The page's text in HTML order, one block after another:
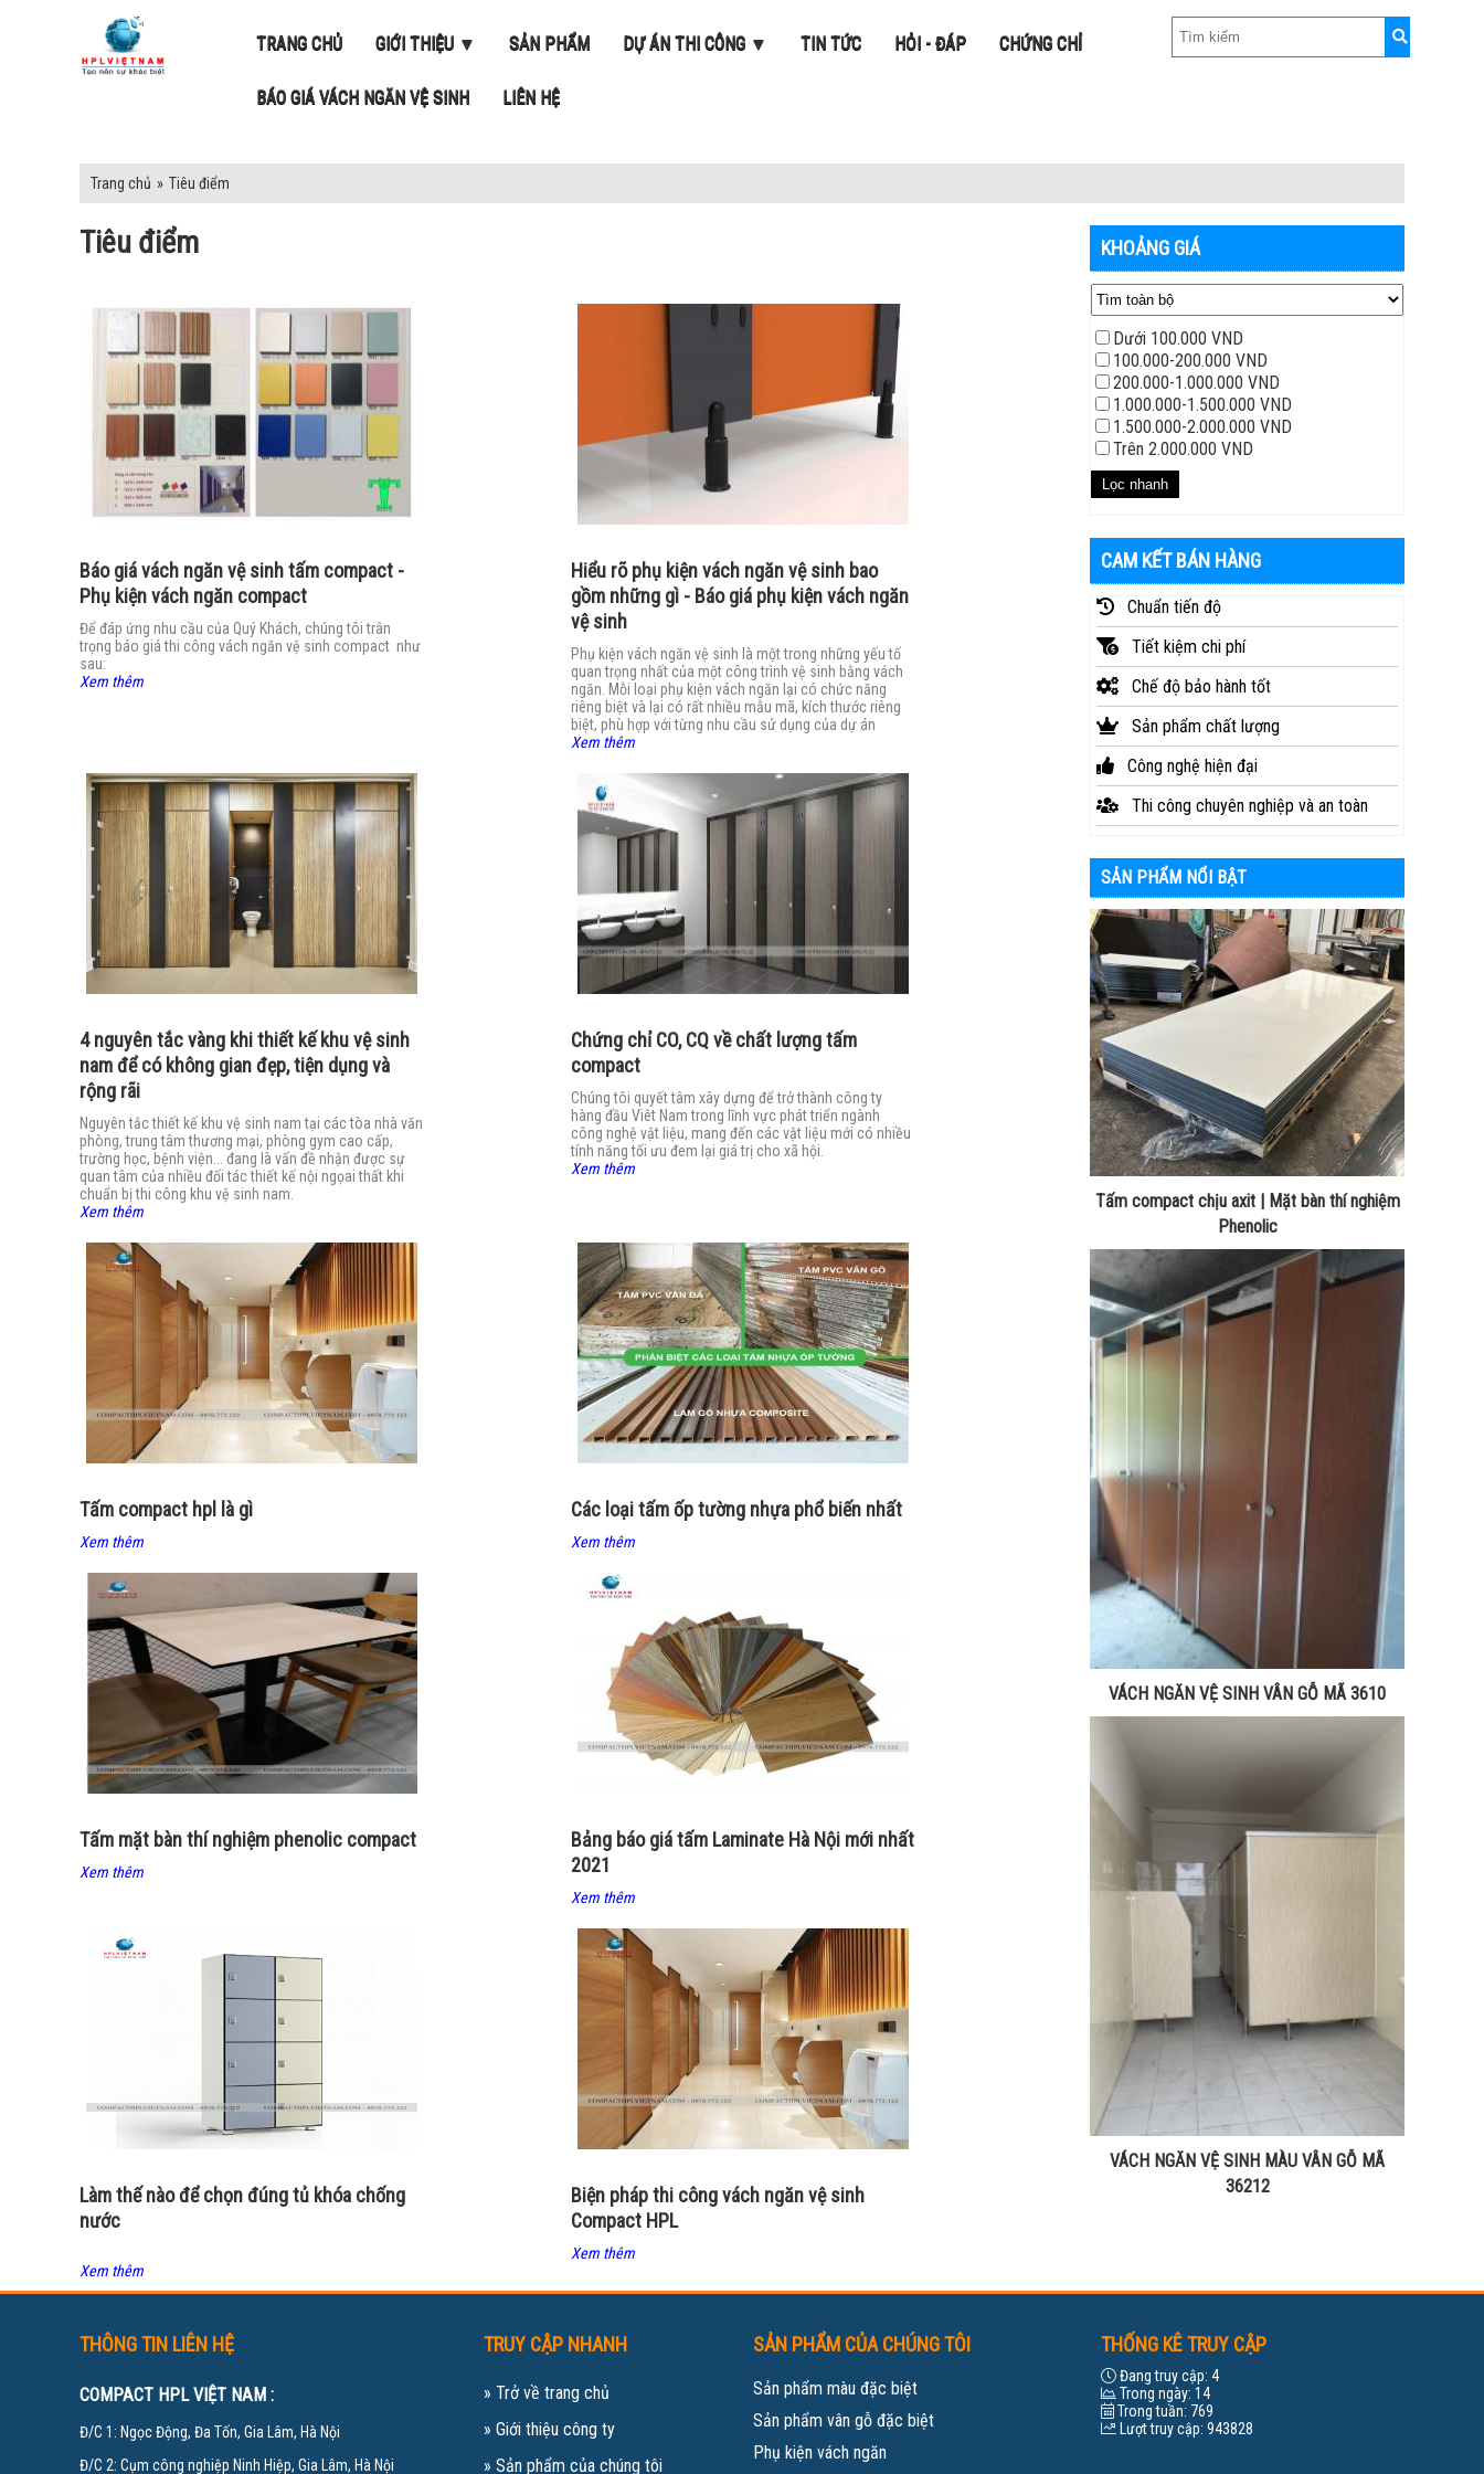
TRANG CHỦ GIỚI THIỆU ▼ SẢN PHẨM DỰ ÁN THI CÔNG ▼ TIN TỨC HỎI - ĐÁP CHỨNG CHỈ
BÁO GIÁ VÁCH NGĂN VỆ SINH LIÊN HỆ
Trang chủ » Tiêu điểm
Tiêu điểm
Báo giá vách ngăn vệ sinh tấm compact -
Phụ kiện vách ngăn compact
Để đáp ứng nhu cầu của Quý Khách, chúng tôi trân
trọng báo giá thi công vách ngăn vệ sinh compact như
sau:
Xem thêm
Hiểu rõ phụ kiện vách ngăn vệ sinh bao
gồm những gì - Báo giá phụ kiện vách ngăn
vệ sinh
Phụ kiện vách ngăn vệ sinh là một trong những yếu tố
quan trọng nhất của một công trình vệ sinh bằng vách
ngăn. Mỗi loại phụ kiện vách ngăn lại có chức năng
riêng biệt và lại có rất nhiều mẫu mã, kích thước riêng
biệt, phù hợp với từng nhu cầu sử dụng của dự án
Xem thêm
4 nguyên tắc vàng khi thiết kế khu vệ sinh
nam để có không gian đẹp, tiện dụng và
rộng rãi
Nguyên tắc thiết kế khu vệ sinh nam tại các tòa nhà văn
phòng, trung tâm thương mại, phòng gym cao cấp,
trường học, bệnh viện... đang là vấn đề nhận được sự
quan tâm của nhiều đối tác thiết kế nội ngọai thất khi
chuẩn bị thi công khu vệ sinh nam.
Xem thêm
Chứng chỉ CO, CQ về chất lượng tấm
compact
Chúng tôi quyết tâm xây dựng để trở thành công ty
hàng đầu Viêt Nam trong lĩnh vực phát triển ngành
công nghệ vật liệu, mang đến các vật liệu mới có nhiều
tính năng tối ưu đem lại giá trị cho xã hội.
Xem thêm
Tấm compact hpl là gì
Xem thêm
Các loại tấm ốp tường nhựa phổ biến nhất
Xem thêm
Tấm mặt bàn thí nghiệm phenolic compact
Xem thêm
Bảng báo giá tấm Laminate Hà Nội mới nhất
2021
Xem thêm
Làm thế nào để chọn đúng tủ khóa chống
nước
Xem thêm
Biện pháp thi công vách ngăn vệ sinh
Compact HPL
Xem thêm
KHOẢNG GIÁ
Dưới 100.000 VND
100.000-200.000 VND
200.000-1.000.000 VND
1.000.000-1.500.000 VND
1.500.000-2.000.000 VND
Trên 2.000.000 VND
Lọc nhanh
CAM KẾT BÁN HÀNG
Chuẩn tiến độ
Tiết kiệm chi phí
Chế độ bảo hành tốt
Sản phẩm chất lượng
Công nghệ hiện đại
Thi công chuyên nghiệp và an toàn
SẢN PHẨM NỔI BẬT
Tấm compact chịu axit | Mặt bàn thí nghiệm
Phenolic
VÁCH NGĂN VỆ SINH VÂN GỖ MÃ 3610
VÁCH NGĂN VỆ SINH MÀU VÂN GỖ MÃ
36212
THÔNG TIN LIÊN HỆ
COMPACT HPL VIỆT NAM :
Đ/C 1: Ngọc Động, Đa Tốn, Gia Lâm, Hà Nội
Đ/C 2: Cụm công nghiệp Ninh Hiệp, Gia Lâm, Hà Nội
TRUY CẬP NHANH
» Trở về trang chủ
» Giới thiệu công ty
» Sản phẩm của chúng tôi
SẢN PHẨM CỦA CHÚNG TÔI
Sản phẩm màu đặc biệt
Sản phẩm vân gỗ đặc biệt
Phụ kiện vách ngăn
THỐNG KÊ TRUY CẬP
Đang truy cập: 4
Trong ngày: 14
Trong tuần: 769
Lượt truy cập: 943828